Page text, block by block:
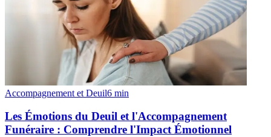
Accompagnement et Deuil6 min
Les Émotions du Deuil et l'Accompagnement
Funéraire : Comprendre l'Impact Émotionnel